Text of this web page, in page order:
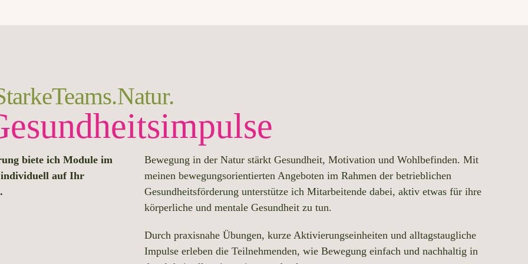
Teams. Natur.
biete ich Module im
individuell auf Ihr
Bewegung in der Natur stärkt Gesundheit, Motivation und Wohlbefinden. Mit
meinen bewegungsorientierten Angeboten im Rahmen der betrieblichen
Gesundheitsförderung unterstütze ich Mitarbeitende dabei, aktiv etwas für ihre
körperliche und mentale Gesundheit zu tun.
Durch praxisnahe Übungen, kurze Aktivierungseinheiten und alltagstaugliche
Impulse erleben die Teilnehmenden, wie Bewegung einfach und nachhaltig in